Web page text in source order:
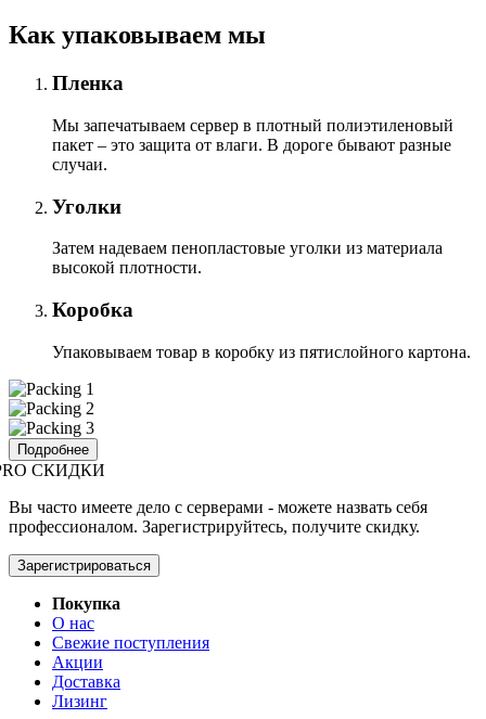
Как упаковываем мы
Пленка
Мы запечатываем сервер в плотный полиэтиленовый
пакет – это защита от влаги. В дороге бывают разные
случаи.
Уголки
Затем надеваем пенопластовые уголки из материала
высокой плотности.
Коробка
Упаковываем товар в коробку из пятислойного картона.
Подробнее
СКИДКИ
Вы часто имеете дело с серверами - можете назвать себя
профессионалом. Зарегистрируйтесь, получите скидку.
Зарегистрироваться
Покупка
О нас
Свежие поступления
Акции
Доставка
Лизинг